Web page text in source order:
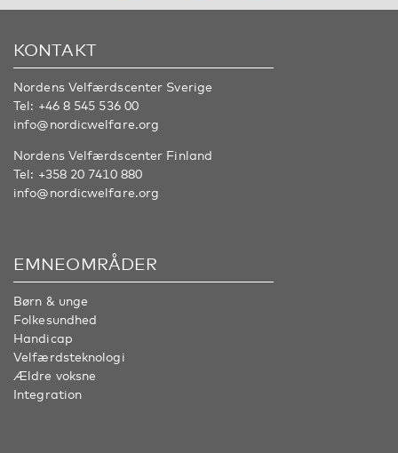
KONTAKT
Nordens Velfærdscenter Sverige
Tel: +46 8 545 536 00
info@nordicwelfare.org
Nordens Velfærdscenter Finland
Tel: +358 20 7410 880
info@nordicwelfare.org
EMNEOMRÅDER
Børn & unge
Folkesundhed
Handicap
Velfærdsteknologi
Ældre voksne
Integration